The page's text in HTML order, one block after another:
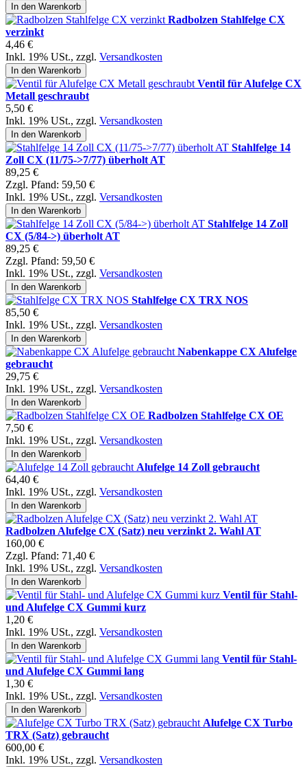
In den Warenkorb
Radbolzen Stahlfelge CX
verzinkt
4,46 €
Inkl. 19% USt., zzgl. Versandkosten
In den Warenkorb
Ventil für Alufelge CX
Metall geschraubt
5,50 €
Inkl. 19% USt., zzgl. Versandkosten
In den Warenkorb
Stahlfelge 14
Zoll CX (11/75->7/77) überholt AT
89,25 €
Zzgl. Pfand: 59,50 €
Inkl. 19% USt., zzgl. Versandkosten
In den Warenkorb
Stahlfelge 14 Zoll
CX (5/84->) überholt AT
89,25 €
Zzgl. Pfand: 59,50 €
Inkl. 19% USt., zzgl. Versandkosten
In den Warenkorb
Stahlfelge CX TRX NOS
85,50 €
Inkl. 19% USt., zzgl. Versandkosten
In den Warenkorb
Nabenkappe CX Alufelge
gebraucht
29,75 €
Inkl. 19% USt., zzgl. Versandkosten
In den Warenkorb
Radbolzen Stahlfelge CX OE
7,50 €
Inkl. 19% USt., zzgl. Versandkosten
In den Warenkorb
Alufelge 14 Zoll gebraucht
64,40 €
Inkl. 19% USt., zzgl. Versandkosten
In den Warenkorb
Radbolzen Alufelge CX (Satz) neu verzinkt 2. Wahl AT
160,00 €
Zzgl. Pfand: 71,40 €
Inkl. 19% USt., zzgl. Versandkosten
In den Warenkorb
Ventil für Stahl-
und Alufelge CX Gummi kurz
1,20 €
Inkl. 19% USt., zzgl. Versandkosten
In den Warenkorb
Ventil für Stahl-
und Alufelge CX Gummi lang
1,30 €
Inkl. 19% USt., zzgl. Versandkosten
In den Warenkorb
Alufelge CX Turbo
TRX (Satz) gebraucht
600,00 €
Inkl. 19% USt., zzgl. Versandkosten